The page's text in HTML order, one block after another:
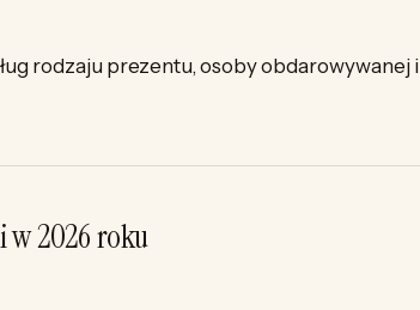
rodzaju prezentu, osoby obdarowywanej i
2026 roku